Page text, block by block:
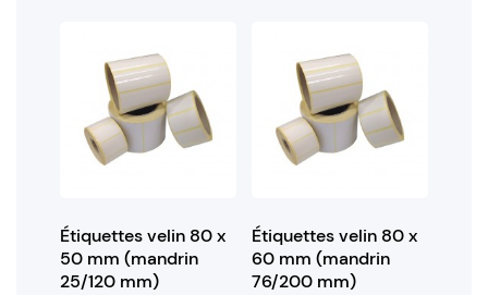
Étiquettes velin 80 x
50 mm (mandrin
25/120 mm)
Étiquettes velin 80 x
60 mm (mandrin
76/200 mm)